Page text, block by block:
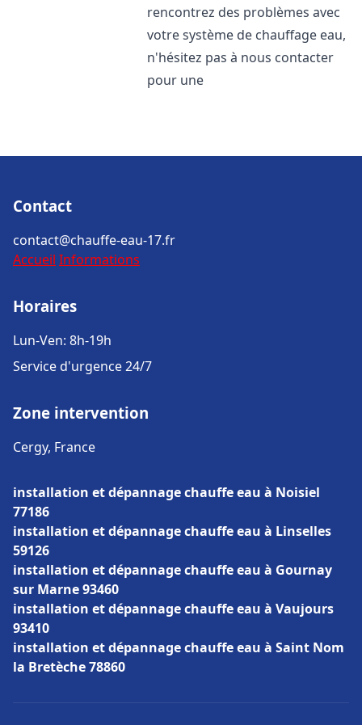
rencontrez des problèmes avec
votre système de chauffage eau,
n'hésitez pas à nous contacter
pour une
Contact
contact@chauffe-eau-17.fr
Accueil Informations
Horaires
Lun-Ven: 8h-19h
Service d'urgence 24/7
Zone intervention
Cergy, France
installation et dépannage chauffe eau à Noisiel
77186
installation et dépannage chauffe eau à Linselles
59126
installation et dépannage chauffe eau à Gournay
sur Marne 93460
installation et dépannage chauffe eau à Vaujours
93410
installation et dépannage chauffe eau à Saint Nom
la Bretèche 78860